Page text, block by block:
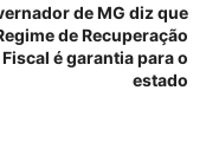
de MG diz que
de Recuperação
Fiscal é garantia para o
estado